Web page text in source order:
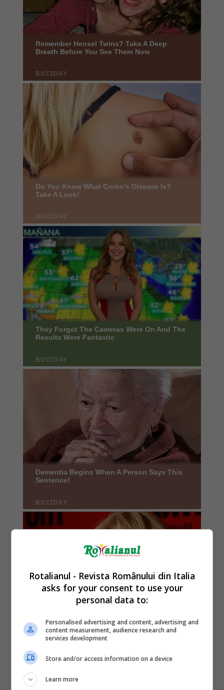
Rotalianul - Revista Românului din Italia
asks for your consent to use your
personal data to:
Personalised advertising and content, advertising and
content measurement, audience research and
services development
Store and/or access information on a device
Learn more